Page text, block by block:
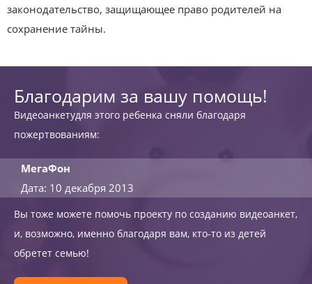
законодательство, защищающее право родителей на
сохранение тайны.
Благодарим за вашу помощь!
Видеоанкетудля этого ребенка сняли благодаря
пожертвованиям:
МегаФон
Дата: 10 декабря 2013
Вы тоже можете помочь проекту по созданию видеоанкет,
и, возможно, именно благодаря вам, кто-то из детей
обретет семью!